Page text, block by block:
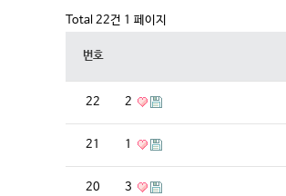
Total 22건 1 페이지
번호
22 2
21 1
20 3